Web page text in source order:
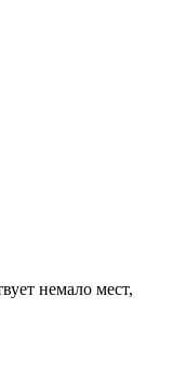
немало мест,